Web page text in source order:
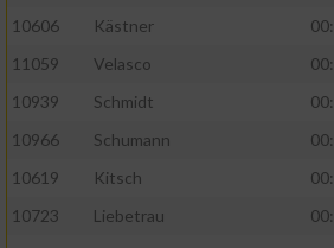
10606
Kästner
11059
Velasco
10939
Schmidt
10966
Schumann
10619
Kitsch
10723
Liebetrau